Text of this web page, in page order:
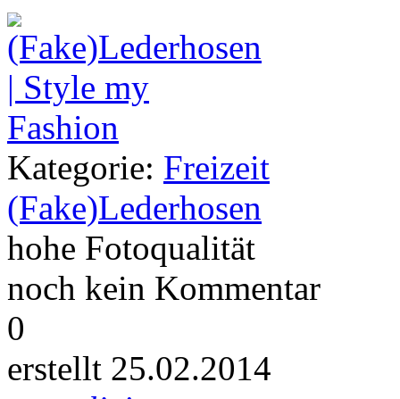
Kategorie: Freizeit
(Fake)Lederhosen
hohe Fotoqualität
noch kein Kommentar
0
erstellt 25.02.2014